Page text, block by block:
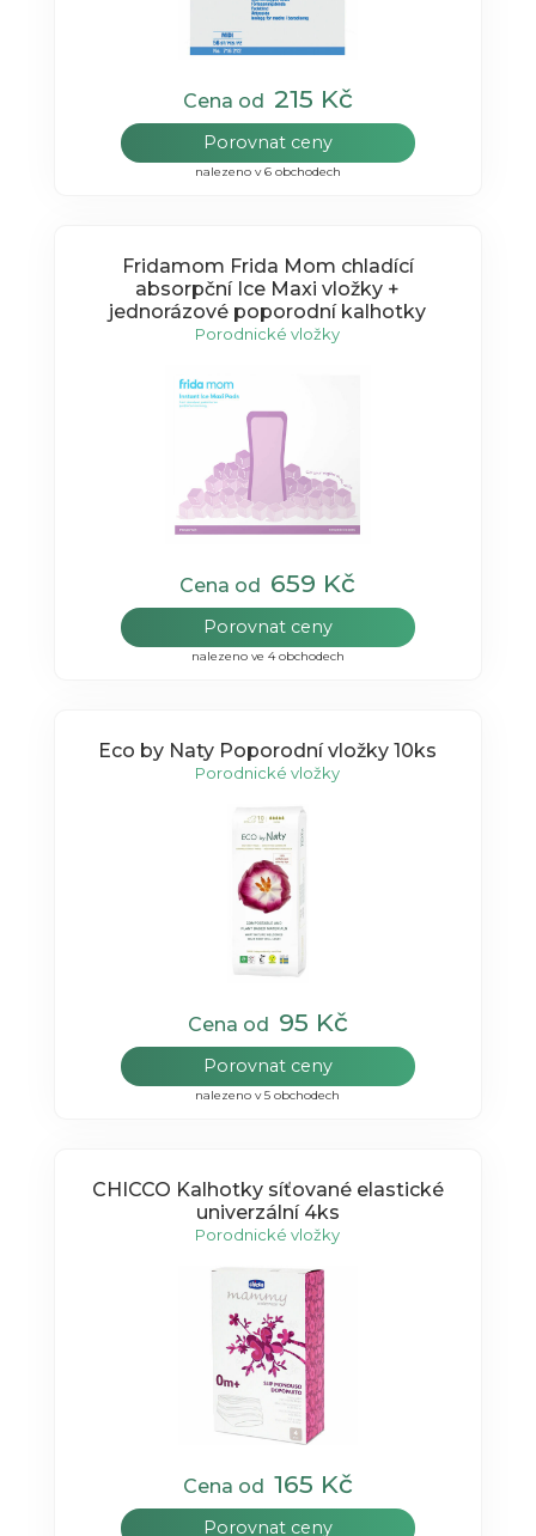
Cena od 215 Kč
Porovnat ceny
nalezeno v 6 obchodech
Fridamom Frida Mom chladící
absorpční Ice Maxi vložky +
jednorázové poporodní kalhotky
Porodnické vložky
Cena od 659 Kč
Porovnat ceny
nalezeno ve 4 obchodech
Eco by Naty Poporodní vložky 10ks
Porodnické vložky
Cena od 95 Kč
Porovnat ceny
nalezeno v 5 obchodech
CHICCO Kalhotky síťované elastické
univerzální 4ks
Porodnické vložky
Cena od 165 Kč
Porovnat ceny